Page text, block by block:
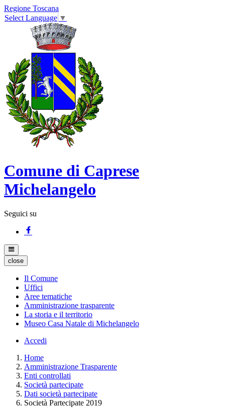
Regione Toscana
Select Language ▼
Comune di Caprese
Michelangelo
Seguici su
close
Il Comune
Uffici
Aree tematiche
Amministrazione trasparente
La storia e il territorio
Museo Casa Natale di Michelangelo
Accedi
Home
Amministrazione Trasparente
Enti controllati
Società partecipate
Dati società partecipate
Società Partecipate 2019